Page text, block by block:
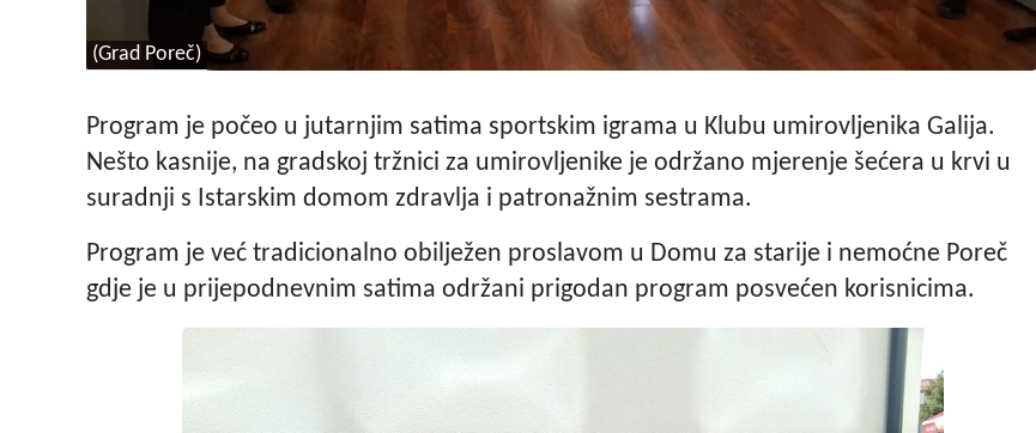
(Grad Poreč)
Program je počeo u jutarnjim satima sportskim igrama u Klubu umirovljenika Galija.
Nešto kasnije, na gradskoj tržnici za umirovljenike je održano mjerenje šećera u krvi u
suradnji s Istarskim domom zdravlja i patronažnim sestrama.
Program je već tradicionalno obilježen proslavom u Domu za starije i nemoćne Poreč
gdje je u prijepodnevnim satima održani prigodan program posvećen korisnicima.